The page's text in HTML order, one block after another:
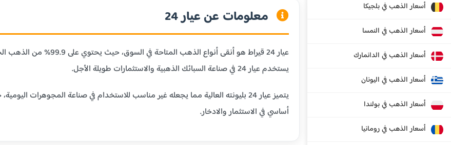
أسعار الذهب في بلجيكا
أسعار الذهب في النمسا
أسعار الذهب في الدانمارك
أسعار الذهب في اليونان
أسعار الذهب في بولندا
أسعار الذهب في رومانيا
معلومات عن عيار 24
عيار 24 قيراط هو أنقى أنواع
يستخدم عيار 24 في صناعة السبائك الذهبية والاستثمارات طويلة الأجل.
يتميز عيار 24 بليونته العالية مما يجعله غير مناسب للاستخدام في صناعة
أساسي في الاستثمار والادخار.